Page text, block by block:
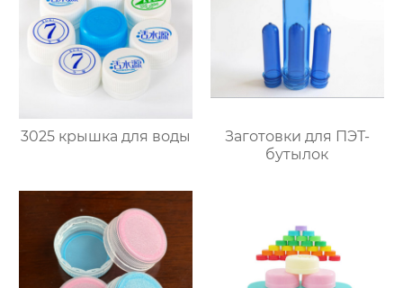
3025 крышка для воды
Заготовки для ПЭТ-
бутылок